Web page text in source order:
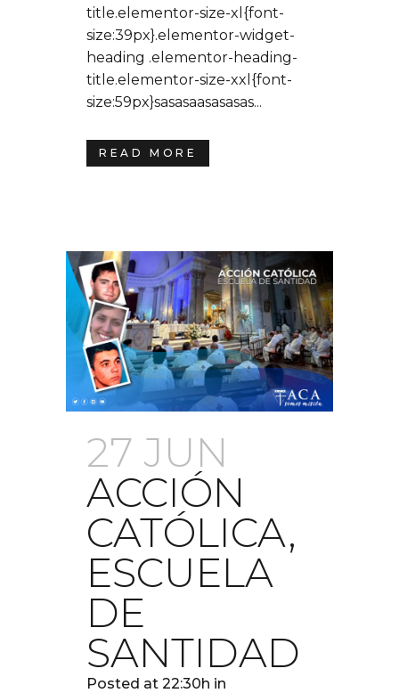
title.elementor-size-xl{font-
size:39px}.elementor-widget-
heading .elementor-heading-
title.elementor-size-xxl{font-
size:59px}sasasaasasasas...
READ MORE
27 JUN
ACCIÓN
CATÓLICA,
ESCUELA
DE
SANTIDAD
Posted at 22:30h in